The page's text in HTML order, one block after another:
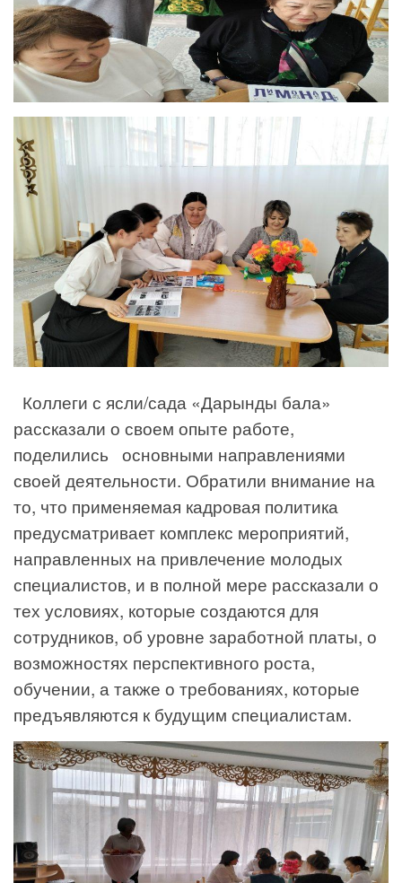
Коллеги с ясли/сада «Дарынды бала»
рассказали о своем опыте работе,
поделились основными направлениями
своей деятельности. Обратили внимание на
то, что применяемая кадровая политика
предусматривает комплекс мероприятий,
направленных на привлечение молодых
специалистов, и в полной мере рассказали о
тех условиях, которые создаются для
сотрудников, об уровне заработной платы, о
возможностях перспективного роста,
обучении, а также о требованиях, которые
предъявляются к будущим специалистам.